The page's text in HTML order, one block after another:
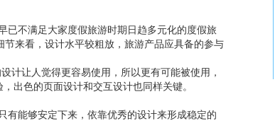
已不满足大家度假旅游时期日趋多元化的度假旅
来看，设计水平较粗放，旅游产品应具备的参与
计让人觉得更容易使用，所以更有可能被使用，
出色的页面设计和交互设计也同样关键。
有能够安定下来，依靠优秀的设计来形成稳定的